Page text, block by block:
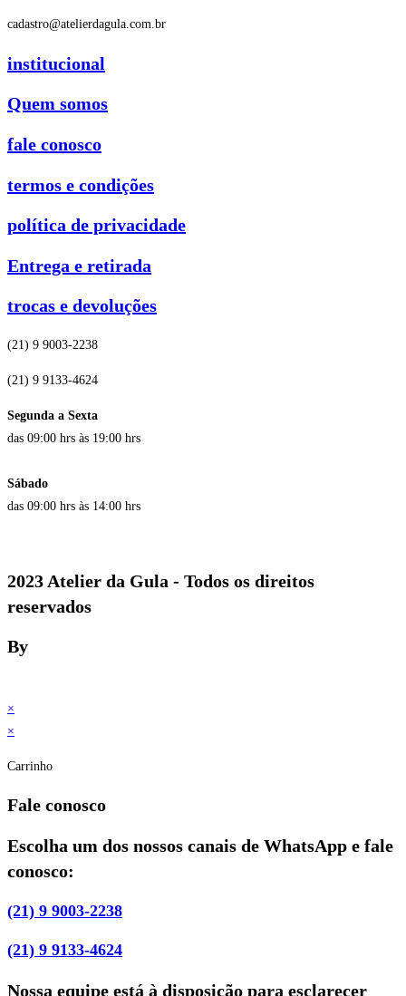
cadastro@atelierdagula.com.br
institucional
Quem somos
fale conosco
termos e condições
política de privacidade
Entrega e retirada
trocas e devoluções
(21) 9 9003-2238
(21) 9 9133-4624
Segunda a Sexta
das 09:00 hrs às 19:00 hrs
Sábado
das 09:00 hrs às 14:00 hrs
2023 Atelier da Gula - Todos os direitos
reservados
By
×
×
Carrinho
Fale conosco
Escolha um dos nossos canais de WhatsApp e fale
conosco:
(21) 9 9003-2238
(21) 9 9133-4624
Nossa equipe está à disposição para esclarecer